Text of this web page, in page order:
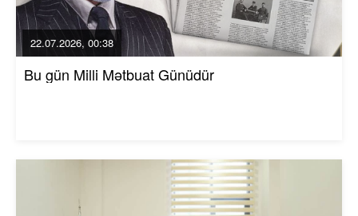
22.07.2026, 00:38
Bu gün Milli Mətbuat Günüdür